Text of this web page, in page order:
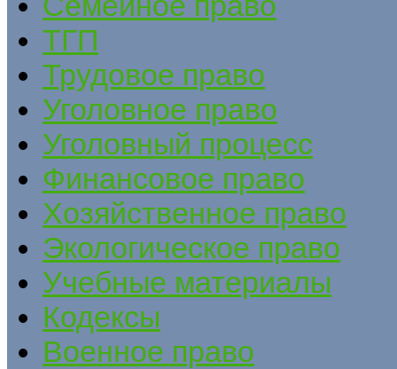
ТГП
Трудовое право
Уголовное право
Уголовный процесс
Финансовое право
Хозяйственное право
Экологическое право
Учебные материалы
Кодексы
Военное право